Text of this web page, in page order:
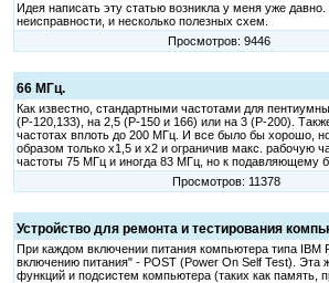
Идея написать эту статью возникла у меня уже
неисправности, и несколько полезных схем.
Просмотров: 9446
66 МГц.
Как известно, стандартными частотами для
(Р-120,133), на 2,5 (Р-150 и 166) или на 3 (Р-200).
частотах вплоть до 200 МГц. И все было бы хорошо,
образом только х1,5 и х2 и ограничив макс. рабочую
частоты 75 МГц и иногда 83 МГц, но к подавляющему
Просмотров: 11378
Устройство для ремонта и тестирования
При каждом включении питания компьютера типа IBM
включению питания" - POST (Power On Self Test). Эта
функций и подсистем компьютера (таких как память,